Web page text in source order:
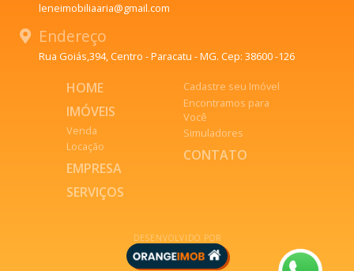
leneimobiliaaria@gmail.com
Endereço
Rua Goiás,394, Centro - Paracatu - MG. Cep: 38600 -126
HOME
IMÓVEIS
Venda
Locação
EMPRESA
SERVIÇOS
Cadastre seu Imóvel
Encontramos para
Você
Simuladores
CONTATO
DESENVOLVIDO POR